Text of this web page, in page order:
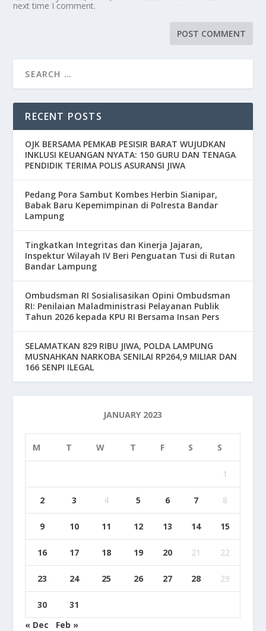
next time I comment.
RECENT POSTS
OJK BERSAMA PEMKAB PESISIR BARAT WUJUDKAN
INKLUSI KEUANGAN NYATA: 150 GURU DAN TENAGA
PENDIDIK TERIMA POLIS ASURANSI JIWA
Pedang Pora Sambut Kombes Herbin Sianipar,
Babak Baru Kepemimpinan di Polresta Bandar
Lampung
Tingkatkan Integritas dan Kinerja Jajaran,
Inspektur Wilayah IV Beri Penguatan Tusi di Rutan
Bandar Lampung
Ombudsman RI Sosialisasikan Opini Ombudsman
RI: Penilaian Maladministrasi Pelayanan Publik
Tahun 2026 kepada KPU RI Bersama Insan Pers
SELAMATKAN 829 RIBU JIWA, POLDA LAMPUNG
MUSNAHKAN NARKOBA SENILAI RP264,9 MILIAR DAN
166 SENPI ILEGAL
JANUARY 2023
M T W T F S S
1
2 3 4 5 6 7 8
9 10 11 12 13 14 15
16 17 18 19 20 21 22
23 24 25 26 27 28 29
30
31
« Dec
Feb »